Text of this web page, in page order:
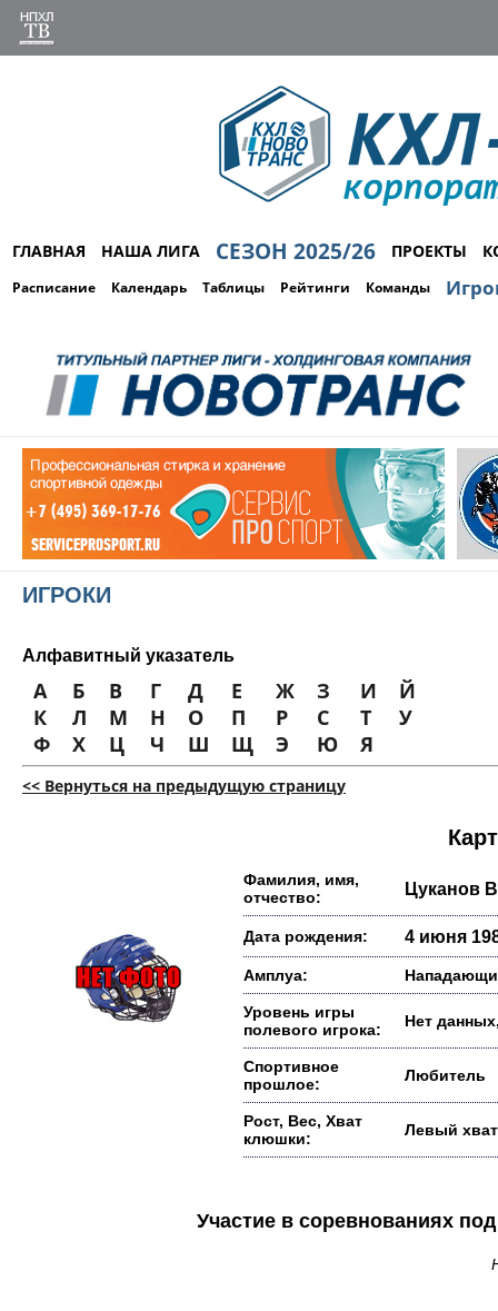
ГЛАВНАЯ НАША ЛИГА СЕЗОН 2025/26 ПРОЕКТЫ
Расписание Календарь Таблицы Рейтинги Команды
ИГРОКИ
Алфавитный указатель
А Б В Г Д Е Ж З И
Й
К
Л М Н О П Р С Т
У
Ф
Х Ц Ч Ш Щ Э Ю Я
<< Вернуться на предыдущую страницу
Фамилия, имя,
отчество:
Цуканов
Дата рождения: 4 июня
Амплуа:
Уровень игры
полевого игрока:
Нет
Спортивное
прошлое:
Любитель
Рост, Вес, Хват
клюшки:
Левый хват
Участие в соревнованиях